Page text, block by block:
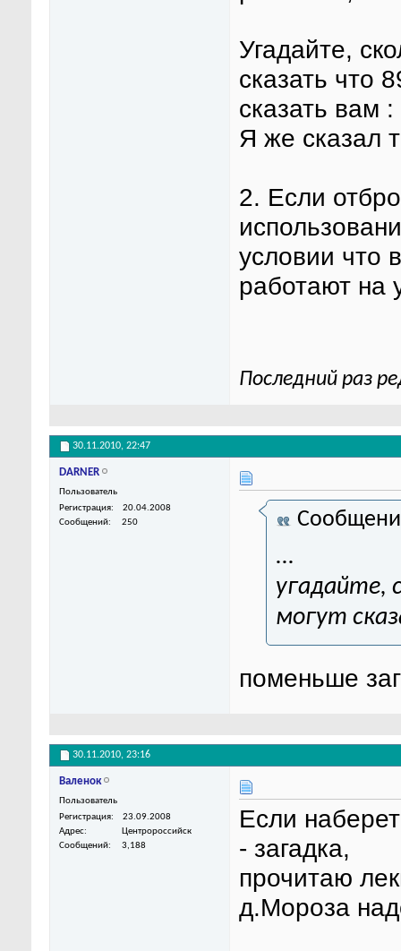
Угадайте,
сказать что
сказать вам
Я же сказал
2. Если
условии что
работают на
Последний раз
30.11.2010, 22:47
DARNER
Пользователь
Регистрация
20.04.2008
Сообщений
250
...
угадайте,
могут
поменьше
30.11.2010, 23:16
Валенок
Пользователь
Регистрация
23.09.2008
Адрес
Центророссийск
Сообщений
3,188
Если
- загадка,
прочитаю
д.Мороза